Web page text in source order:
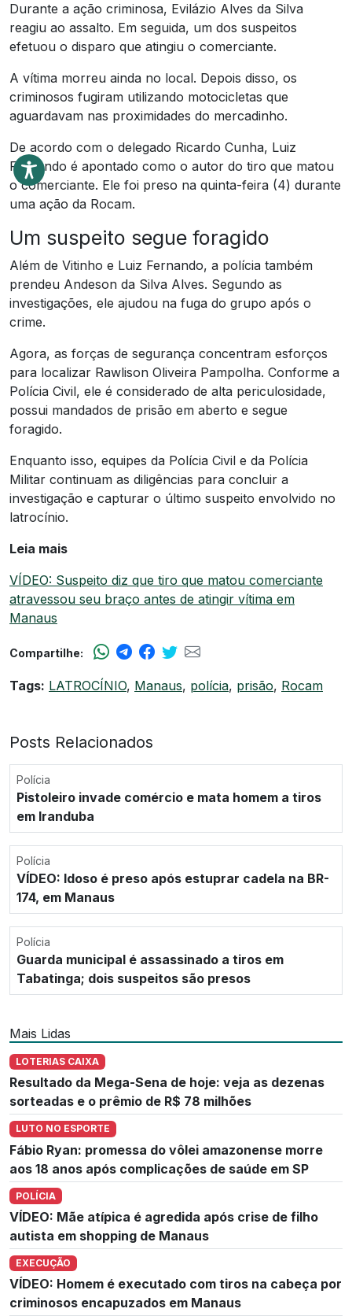
Durante a ação criminosa, Evilázio Alves da Silva
reagiu ao assalto. Em seguida, um dos suspeitos
efetuou o disparo que atingiu o comerciante.
A vítima morreu ainda no local. Depois disso, os
criminosos fugiram utilizando motocicletas que
aguardavam nas proximidades do mercadinho.
De acordo com o delegado Ricardo Cunha, Luiz
Fernando é apontado como o autor do tiro que matou
o comerciante. Ele foi preso na quinta-feira (4) durante
uma ação da Rocam.
Um suspeito segue foragido
Além de Vitinho e Luiz Fernando, a polícia também
prendeu Andeson da Silva Alves. Segundo as
investigações, ele ajudou na fuga do grupo após o
crime.
Agora, as forças de segurança concentram esforços
para localizar Rawlison Oliveira Pampolha. Conforme a
Polícia Civil, ele é considerado de alta periculosidade,
possui mandados de prisão em aberto e segue
foragido.
Enquanto isso, equipes da Polícia Civil e da Polícia
Militar continuam as diligências para concluir a
investigação e capturar o último suspeito envolvido no
latrocínio.
Leia mais
VÍDEO: Suspeito diz que tiro que matou comerciante
atravessou seu braço antes de atingir vítima em
Manaus
Compartilhe:
Tags: LATROCÍNIO, Manaus, polícia, prisão, Rocam
Posts Relacionados
Polícia
Pistoleiro invade comércio e mata homem a tiros
em Iranduba
Polícia
VÍDEO: Idoso é preso após estuprar cadela na BR-
174, em Manaus
Polícia
Guarda municipal é assassinado a tiros em
Tabatinga; dois suspeitos são presos
Mais Lidas
LOTERIAS CAIXA
Resultado da Mega-Sena de hoje: veja as dezenas
sorteadas e o prêmio de R$ 78 milhões
LUTO NO ESPORTE
Fábio Ryan: promessa do vôlei amazonense morre
aos 18 anos após complicações de saúde em SP
POLÍCIA
VÍDEO: Mãe atípica é agredida após crise de filho
autista em shopping de Manaus
EXECUÇÃO
VÍDEO: Homem é executado com tiros na cabeça por
criminosos encapuzados em Manaus